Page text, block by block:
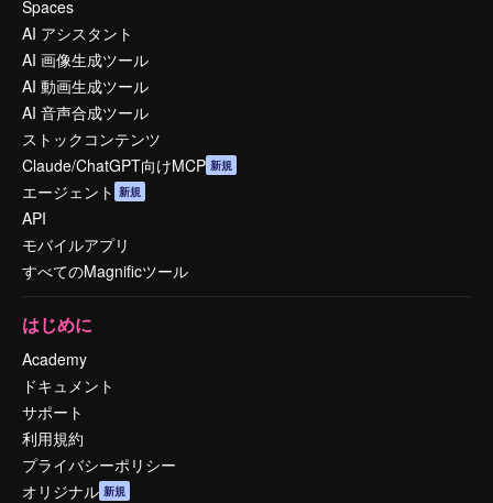
Spaces
AI アシスタント
AI 画像生成ツール
AI 動画生成ツール
AI 音声合成ツール
ストックコンテンツ
Claude/ChatGPT向けMCP 新規
エージェント 新規
API
モバイルアプリ
すべてのMagnificツール
はじめに
Academy
ドキュメント
サポート
利用規約
プライバシーポリシー
オリジナル 新規